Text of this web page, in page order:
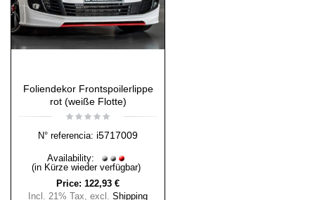
Foliendekor Frontspoilerlippe
rot (weiße Flotte)
N° referencia: i5717009
Availability:
(in Kürze wieder verfügbar)
Price: 122,93 €
Incl. 21% Tax, excl. Shipping